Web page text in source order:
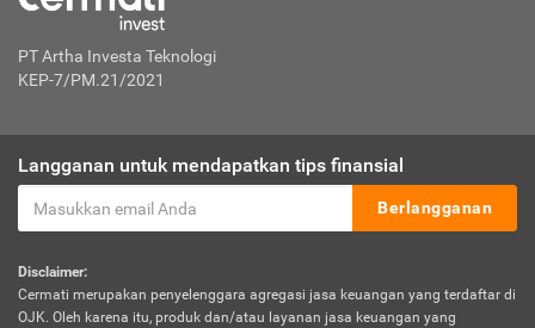
PT Artha Investa Teknologi
KEP-7/PM.21/2021
Langganan untuk mendapatkan tips finansial
Berlangganan
Disclaimer:
Cermati merupakan penyelenggara agregasi jasa keuangan yang terdaftar di
OJK. Oleh karena itu, produk dan/atau layanan jasa keuangan yang